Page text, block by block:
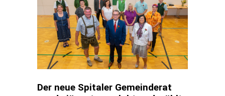
Der neue Spitaler Gemeinderat